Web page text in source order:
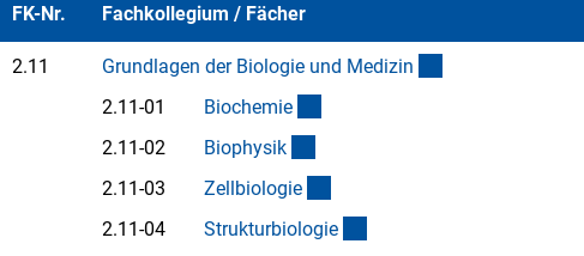
FK-Nr. Fachkollegium / Fächer
2.11 Grundlagen der Biologie und Medizin
2.11-01
Biochemie
2.11-02
Biophysik
2.11-03
Zellbiologie
2.11-04
Strukturbiologie